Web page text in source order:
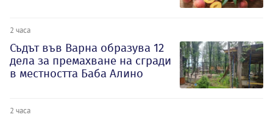
2 часа
Съдът във Варна образува 12
дела за премахване на сгради
в местността Баба Алино
2 часа